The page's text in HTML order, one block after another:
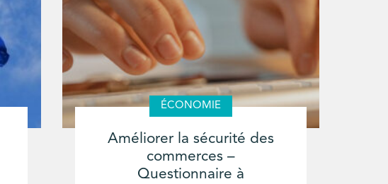
ÉCONOMIE
Améliorer la sécurité des
commerces –
Questionnaire à